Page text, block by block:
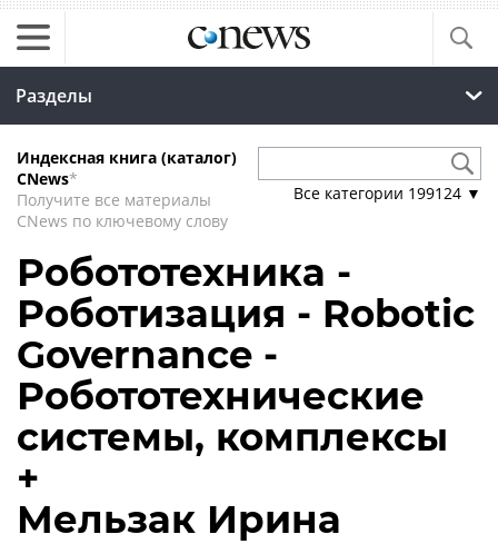
Разделы
Индексная книга (каталог)
CNews*
Получите все материалы
CNews по ключевому слову
Все категории 199124 ▼
Робототехника -
Роботизация - Robotic
Governance -
Робототехнические
системы, комплексы
+
Мельзак Ирина